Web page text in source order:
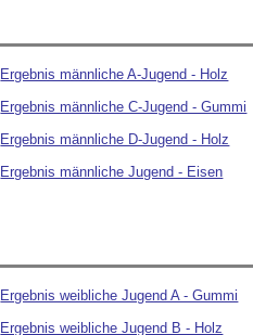
Ergebnis männliche A-Jugend - Holz
Ergebnis männliche C-Jugend - Gummi
Ergebnis männliche D-Jugend - Holz
Ergebnis männliche Jugend - Eisen
Ergebnis weibliche Jugend A - Gummi
Ergebnis weibliche Jugend B - Holz